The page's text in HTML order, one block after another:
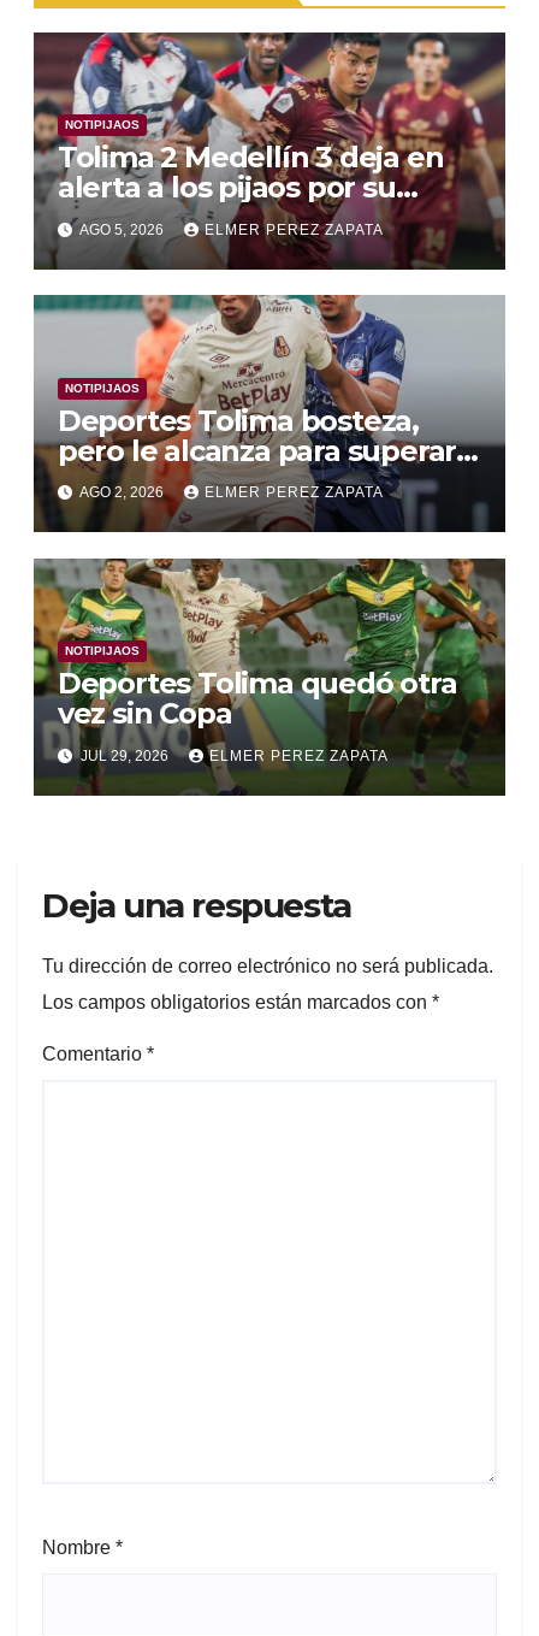
NOTIPIJAOS
Tolima 2 Medellín 3 deja en
alerta a los pijaos por su
fútbol irregular
AGO 5, 2026 ELMER PEREZ ZAPATA
NOTIPIJAOS
Deportes Tolima bosteza,
pero le alcanza para superar a
Alianza Valledupar 2 A 1
AGO 2, 2026 ELMER PEREZ ZAPATA
NOTIPIJAOS
Deportes Tolima quedó otra
vez sin Copa
JUL 29, 2026 ELMER PEREZ ZAPATA
Deja una respuesta
Tu dirección de correo electrónico no será publicada.
Los campos obligatorios están marcados con *
Comentario *
Nombre *